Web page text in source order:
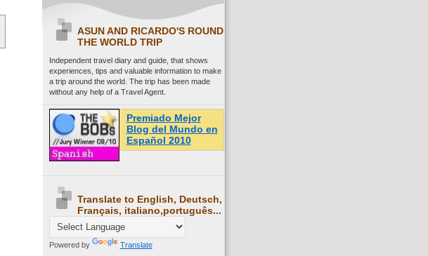
ASUN AND RICARDO'S ROUND
THE WORLD TRIP
Independent travel diary and guide, that shows
experiences, tips and valuable information to make
a trip around the world. The trip has been made
without any help of a Travel Agent.
Premiado Mejor
Blog del Mundo en
Español 2010
Translate to English, Deutsch,
Français, italiano,português...
Powered by Translate